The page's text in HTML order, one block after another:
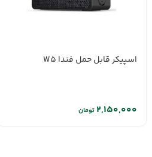
اسپیکر قابل حمل فندا W5
تومان